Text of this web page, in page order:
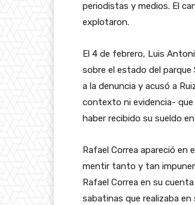
periodistas y medios. El
explotaron.
El 4 de febrero, Luis
sobre el estado del parque
a la denuncia y acusó a
contexto ni evidencia- que
haber recibido su sueldo
Rafael Correa apareció en
mentir tanto y tan
Rafael Correa en su
sabatinas que realizaba